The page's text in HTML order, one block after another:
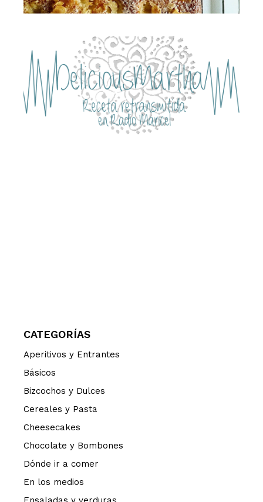
CATEGORÍAS
Aperitivos y Entrantes
Básicos
Bizcochos y Dulces
Cereales y Pasta
Cheesecakes
Chocolate y Bombones
Dónde ir a comer
En los medios